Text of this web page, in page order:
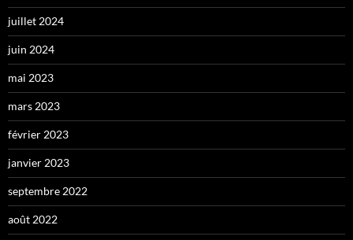
juillet 2024
juin 2024
mai 2023
mars 2023
février 2023
janvier 2023
septembre 2022
août 2022